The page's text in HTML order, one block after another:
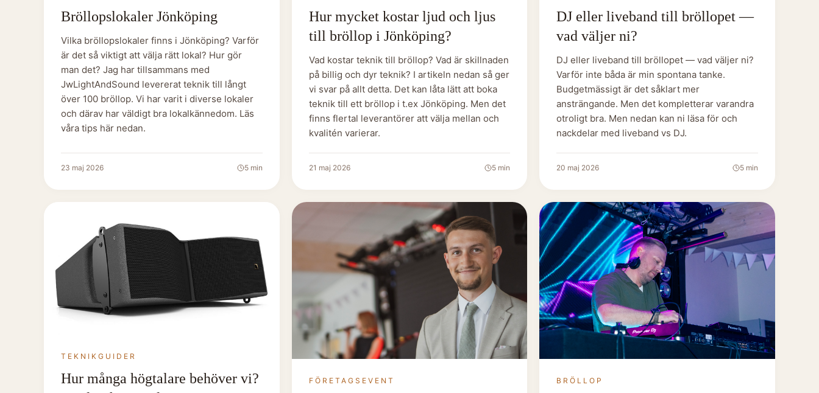
Bröllopslokaler Jönköping
Vilka bröllopslokaler finns i Jönköping? Varför
är det så viktigt att välja rätt lokal? Hur gör
man det? Jag har tillsammans med
JwLightAndSound levererat teknik till långt
över 100 bröllop. Vi har varit i diverse lokaler
och därav har väldigt bra lokalkännedom. Läs
våra tips här nedan.
23 maj 2026 5min
Hur mycket kostar ljud och ljus
till bröllop i Jönköping?
Vad kostar teknik till bröllop? Vad är skillnaden
på billig och dyr teknik? I artikeln nedan så ger
vi svar på allt detta. Det kan låta lätt att boka
teknik till ett bröllop i t.ex Jönköping. Men det
finns flertal leverantörer att välja mellan och
kvalitén varierar.
21 maj 2026 5 min
DJ eller liveband till bröllopet —
vad väljer ni?
DJ eller liveband till bröllopet — vad väljer ni?
Varför inte båda är min spontana tanke.
Budgetmässigt är det såklart mer
ansträngande. Men det kompletterar varandra
otroligt bra. Men nedan kan ni läsa för och
nackdelar med liveband vs DJ.
20 maj 2026 5min
TEKNIKGUIDER
Hur många högtalare behöver vi?
FÖRETAGSEVENT BRÖLLOP